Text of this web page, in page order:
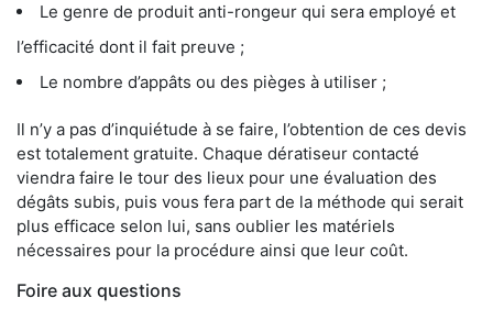
Le genre de produit anti-rongeur qui sera employé et
l’efficacité dont il fait preuve ;
Le nombre d’appâts ou des pièges à utiliser ;
Il n’y a pas d’inquiétude à se faire, l’obtention de ces devis
est totalement gratuite. Chaque dératiseur contacté
viendra faire le tour des lieux pour une évaluation des
dégâts subis, puis vous fera part de la méthode qui serait
plus efficace selon lui, sans oublier les matériels
nécessaires pour la procédure ainsi que leur coût.
Foire aux questions